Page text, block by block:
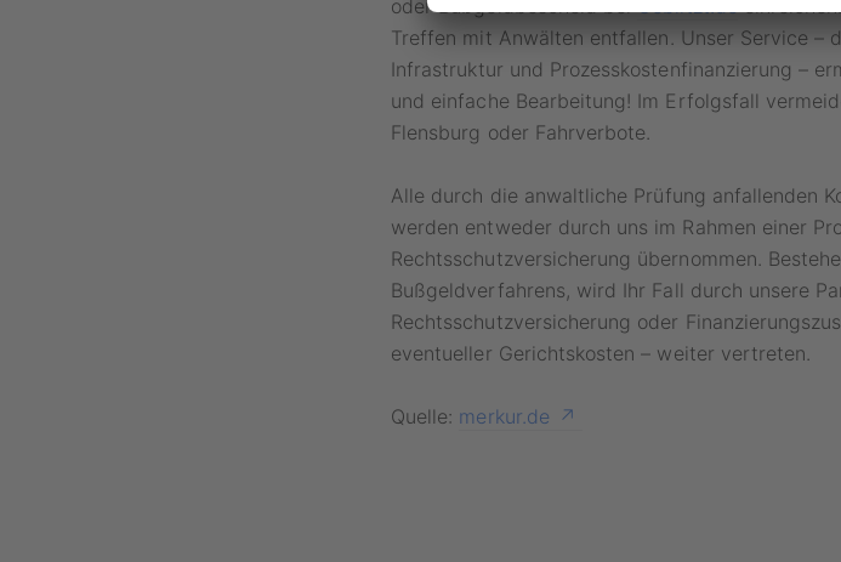
oder Bußgeldbescheid bei
Treffen mit Anwälten entfallen. Unser Service –
Infrastruktur und Prozesskostenfinanzierung –
und einfache Bearbeitung! Im Erfolgsfall
Flensburg oder Fahrverbote.
Alle durch die anwaltliche Prüfung anfallenden
werden entweder durch uns im Rahmen einer
Rechtsschutzversicherung übernommen.
Bußgeldverfahrens, wird Ihr Fall durch unsere
Rechtsschutzversicherung oder
eventueller Gerichtskosten – weiter vertreten.
Quelle: merkur.de